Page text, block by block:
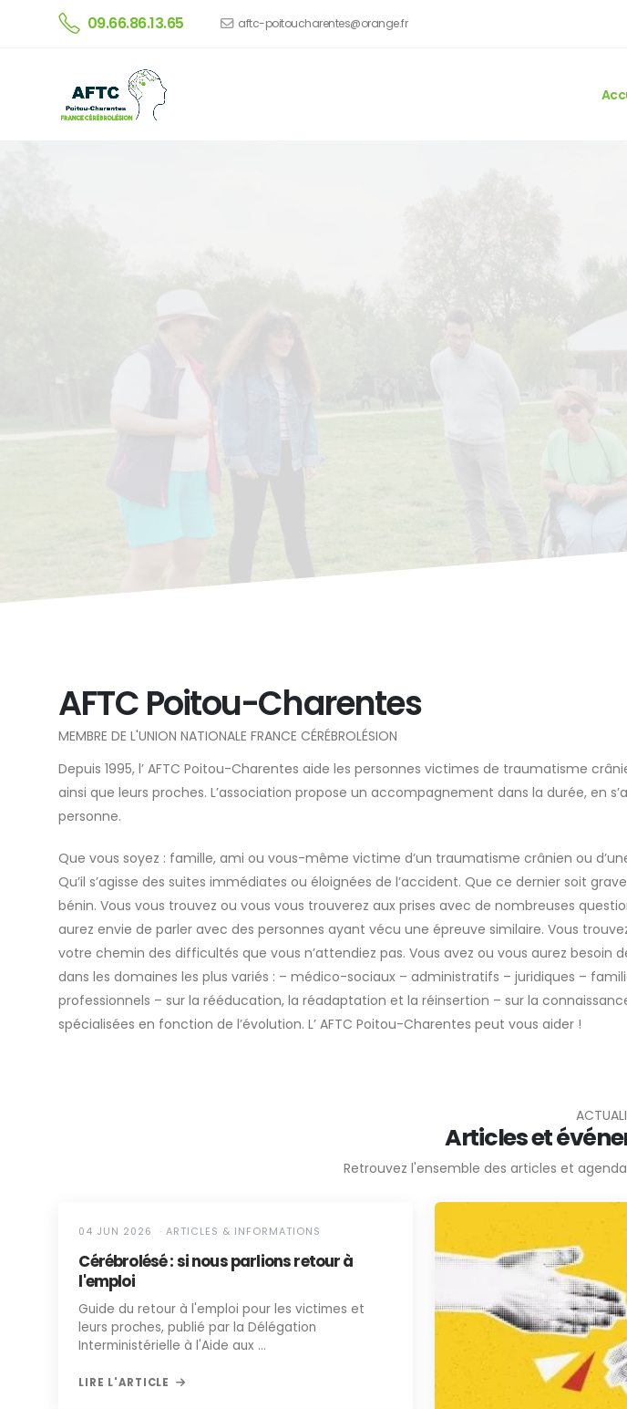
09.66.86.13.65 aftc-poitoucharentes@orange.fr
Groupe d'Entraide Mutuelle
Structure d'accueil et d'accompagnement de personnes
traumatisme crânien ou de toute autre lésion cérébrale acquise
AFTC Poitou-Charentes
MEMBRE DE L'UNION NATIONALE FRANCE CÉRÉBROLÉSION
Depuis 1995, l’ AFTC Poitou-Charentes aide les personnes victimes de traumatisme
ainsi que leurs proches. L’association propose un accompagnement dans la durée, en
personne.
Que vous soyez : famille, ami ou vous-même victime d’un traumatisme crânien ou
Qu’il s’agisse des suites immédiates ou éloignées de l’accident. Que ce dernier soit
bénin. Vous vous trouvez ou vous vous trouverez aux prises avec de nombreuses
aurez envie de parler avec des personnes ayant vécu une épreuve similaire. Vous
votre chemin des difficultés que vous n’attendiez pas. Vous avez ou vous aurez besoin
dans les domaines les plus variés : – médico-sociaux – administratifs – juridiques –
professionnels – sur la rééducation, la réadaptation et la réinsertion – sur la
spécialisées en fonction de l’évolution. L’ AFTC Poitou-Charentes peut vous aider !
Articles et
Retrouvez l'ensemble des articles et
04 JUN 2026 · ARTICLES & INFORMATIONS
Cérébrolésé : si nous parlions retour à
l'emploi
Guide du retour à l'emploi pour les victimes et
leurs proches, publié par la Délégation
Interministérielle à l'Aide aux …
LIRE L'ARTICLE